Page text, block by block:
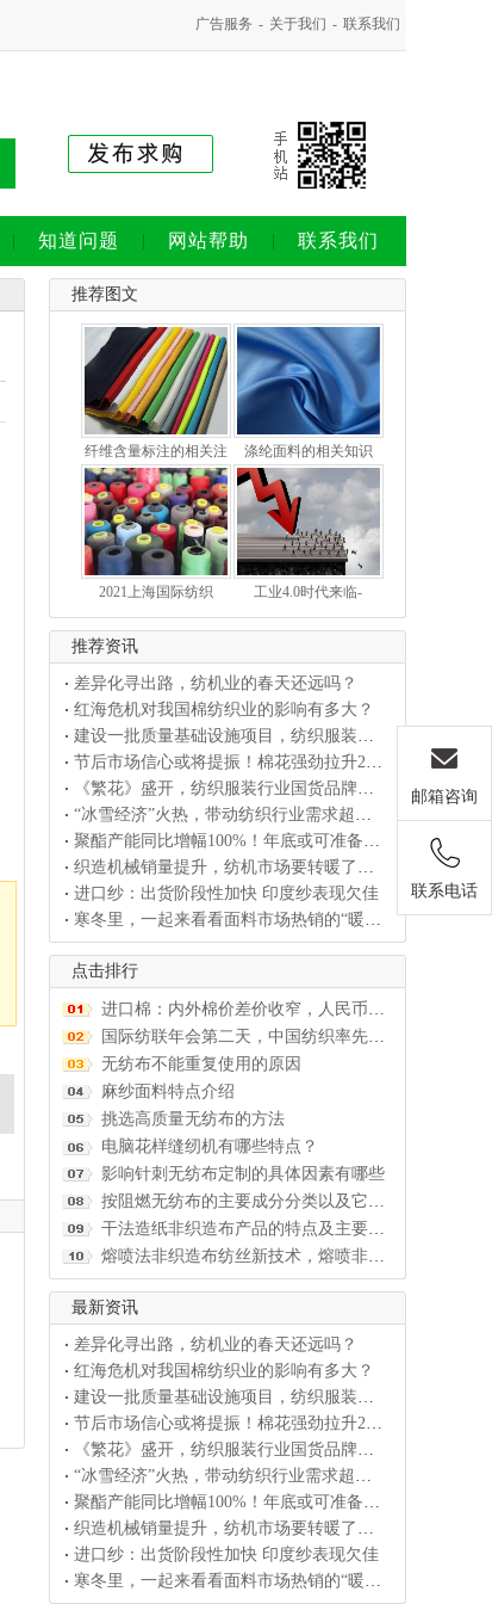
广告服务 - 关于我们 - 联系我们
知道问题 网站帮助 联系我们
推荐图文
纤维含量标注的相关注 涤纶面料的相关知识
2021上海国际纺织 工业4.0时代来临-
推荐资讯
差异化寻出路，纺机业的春天还远吗？
红海危机对我国棉纺织业的影响有多大？
建设一批质量基础设施项目，纺织服装产业建圈
节后市场信心或将提振！棉花强劲拉升2%，大
《繁花》盛开，纺织服装行业国货品牌的热潮来
“冰雪经济”火热，带动纺织行业需求超预期！
聚酯产能同比增幅100%！年底或可准备迎接
织造机械销量提升，纺机市场要转暖了吗？
进口纱：出货阶段性加快 印度纱表现欠佳
寒冬里，一起来看看面料市场热销的“暖经济”
点击排行
进口棉：内外棉价差价收窄，人民币资源也卖不动了！
国际纺联年会第二天，中国纺织率先复苏经验引全球同业高
无纺布不能重复使用的原因
麻纱面料特点介绍
挑选高质量无纺布的方法
电脑花样缝纫机有哪些特点？
影响针刺无纺布定制的具体因素有哪些
按阻燃无纺布的主要成分分类以及它们各自的优点
干法造纸非织造布产品的特点及主要用途详细介绍
熔喷法非织造布纺丝新技术，熔喷非织造布应用领域
最新资讯
差异化寻出路，纺机业的春天还远吗？
红海危机对我国棉纺织业的影响有多大？
建设一批质量基础设施项目，纺织服装产业建圈强链将获新
节后市场信心或将提振！棉花强劲拉升2%，大中型企业纱
《繁花》盛开，纺织服装行业国货品牌的热潮来了！
“冰雪经济”火热，带动纺织行业需求超预期！
聚酯产能同比增幅100%！年底或可准备迎接大促销！
织造机械销量提升，纺机市场要转暖了吗？
进口纱：出货阶段性加快 印度纱表现欠佳
寒冬里，一起来看看面料市场热销的“暖经济”
邮箱咨询
联系电话